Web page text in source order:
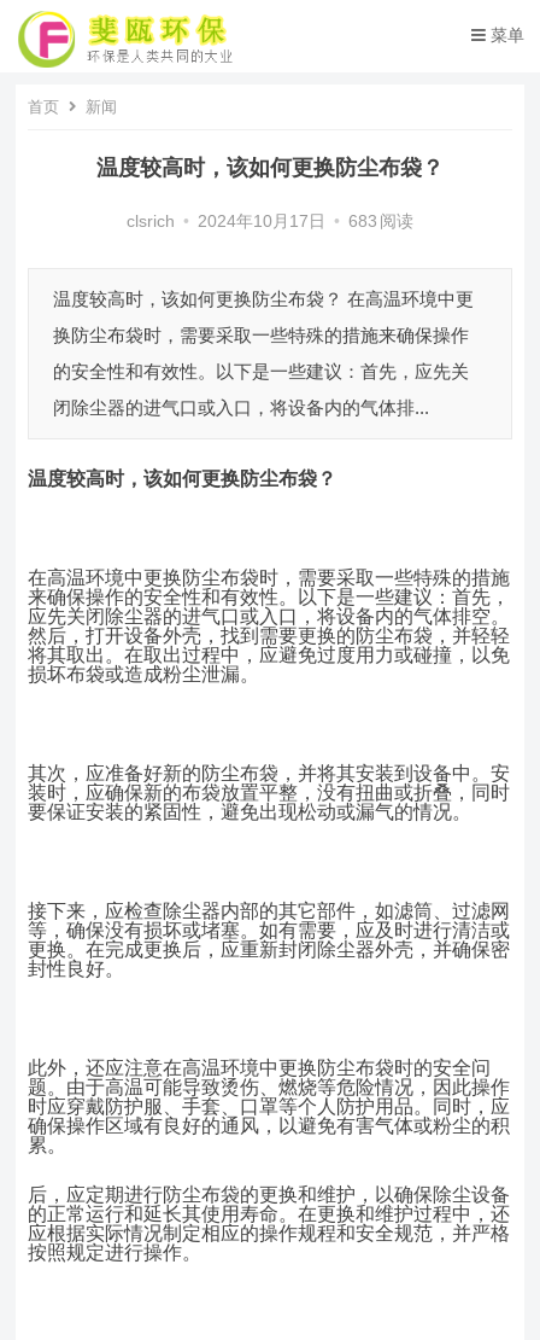
菜单
首页 新闻
温度较高时，该如何更换防尘布袋？
clsrich • 2024年10月17日 • 683 阅读
温度较高时，该如何更换防尘布袋？ 在高温环境中更
换防尘布袋时，需要采取一些特殊的措施来确保操作
的安全性和有效性。以下是一些建议：首先，应先关
闭除尘器的进气口或入口，将设备内的气体排...
温度较高时，该如何更换防尘布袋？
在高温环境中更换防尘布袋时，需要采取一些特殊的措施
来确保操作的安全性和有效性。以下是一些建议：首先，
应先关闭除尘器的进气口或入口，将设备内的气体排空。
然后，打开设备外壳，找到需要更换的防尘布袋，并轻轻
将其取出。在取出过程中，应避免过度用力或碰撞，以免
损坏布袋或造成粉尘泄漏。
其次，应准备好新的防尘布袋，并将其安装到设备中。安
装时，应确保新的布袋放置平整，没有扭曲或折叠，同时
要保证安装的紧固性，避免出现松动或漏气的情况。
接下来，应检查除尘器内部的其它部件，如滤筒、过滤网
等，确保没有损坏或堵塞。如有需要，应及时进行清洁或
更换。在完成更换后，应重新封闭除尘器外壳，并确保密
封性良好。
此外，还应注意在高温环境中更换防尘布袋时的安全问
题。由于高温可能导致烫伤、燃烧等危险情况，因此操作
时应穿戴防护服、手套、口罩等个人防护用品。同时，应
确保操作区域有良好的通风，以避免有害气体或粉尘的积
累。
后，应定期进行防尘布袋的更换和维护，以确保除尘设备
的正常运行和延长其使用寿命。在更换和维护过程中，还
应根据实际情况制定相应的操作规程和安全规范，并严格
按照规定进行操作。